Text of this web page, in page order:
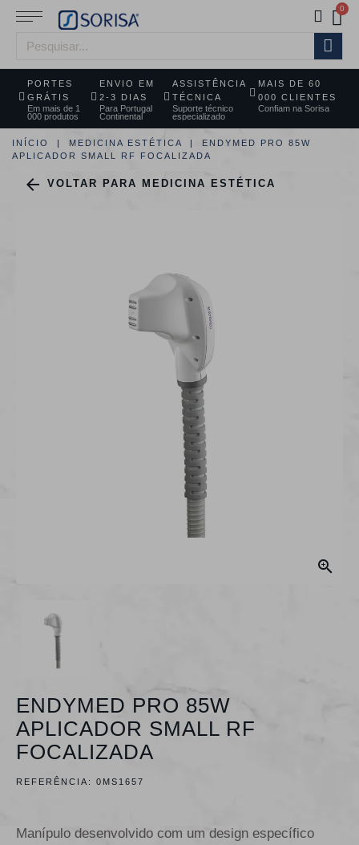
PORTES
GRÁTIS
Em mais de 1
000 produtos
ENVIO EM
2-3 DIAS
Para Portugal
Continental
ASSISTÊNCIA
TÉCNICA
Suporte técnico
especializado
MAIS DE 60
000 CLIENTES
Confiam na Sorisa
INÍCIO MEDICINA ESTÉTICA
ENDYMED PRO 85W
APLICADOR SMALL RF FOCALIZADA
 VOLTAR PARA MEDICINA ESTÉTICA

ENDYMED PRO 85W
APLICADOR SMALL RF
FOCALIZADA
REFERÊNCIA: 0MS1657
Manípulo desenvolvido com um design específico